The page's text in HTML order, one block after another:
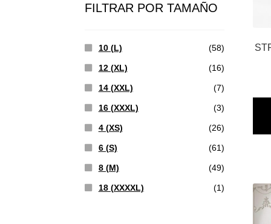
FILTRAR POR TAMAÑO
10 (L) (58)
12 (XL) (16)
14 (XXL) (7)
16 (XXXL) (3)
4 (XS) (26)
6 (S) (61)
8 (M) (49)
18 (XXXXL) (1)